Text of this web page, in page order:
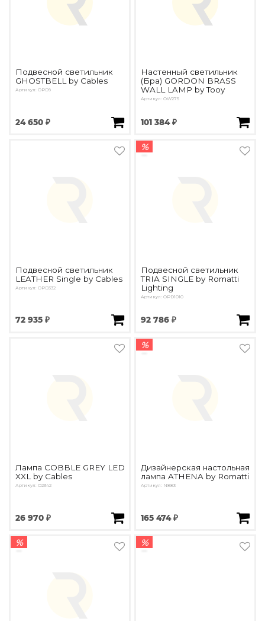
Подвесной светильник
GHOSTBELL by Cables
Артикул: OPD9
24 650 ₽
Настенный светильник
(Бра) GORDON BRASS
WALL LAMP by Tooy
Артикул: OW275
101 384 ₽
Подвесной светильник
LEATHER Single by Cables
Артикул: OPD332
72 935 ₽
%
Подвесной светильник
TRIA SINGLE by Romatti
Lighting
Артикул: OPD1010
92 786 ₽
Лампа COBBLE GREY LED
XXL by Cables
Артикул: O2342
26 970 ₽
%
Дизайнерская настольная
лампа ATHENA by Romatti
Артикул: N883
165 474 ₽
% %